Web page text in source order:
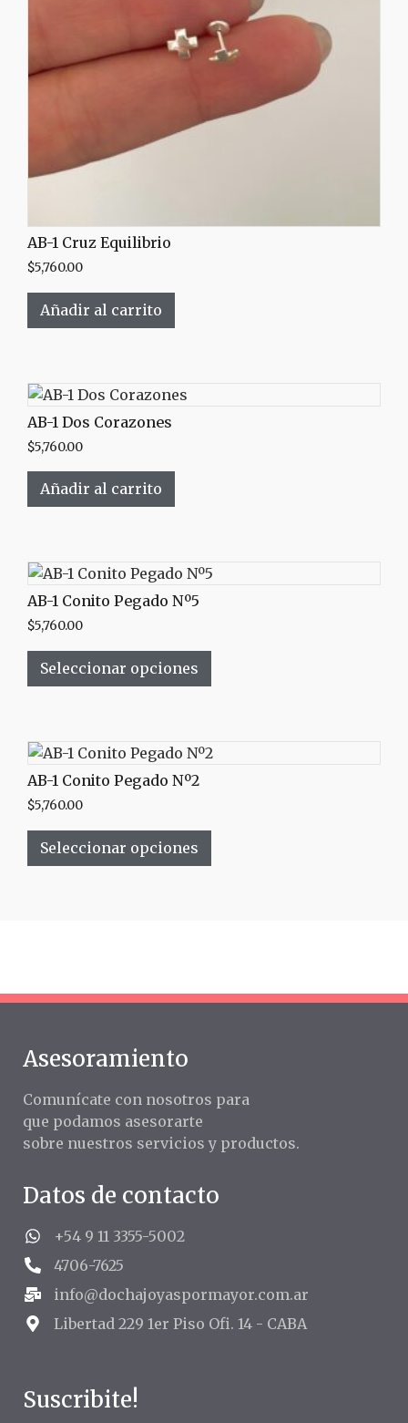
AB-1 Cruz Equilibrio
$5,760.00
Añadir al carrito
AB-1 Dos Corazones
$5,760.00
Añadir al carrito
AB-1 Conito Pegado Nº5
$5,760.00
Seleccionar opciones
AB-1 Conito Pegado Nº2
$5,760.00
Seleccionar opciones
Asesoramiento
Comunícate con nosotros para
que podamos asesorarte
sobre nuestros servicios y productos.
Datos de contacto
+54 9 11 3355-5002
4706-7625
info@dochajoyaspormayor.com.ar
Libertad 229 1er Piso Ofi. 14 - CABA
Suscribite!